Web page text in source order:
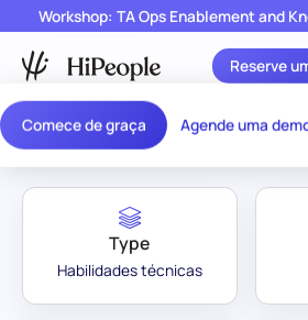
Comece de graça Agende uma
Workshop: TA Ops Enablement and
Reserve
Assessment Library
Type
Habilidades técnicas